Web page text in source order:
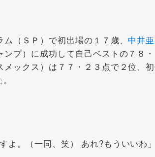
（ＳＰ）で初出場の１７歳、 中井
プ）に成功して自己ベストの７８・
メックス）は７７・２３点で２位、
。（一同、笑） あれ?もういいわ」